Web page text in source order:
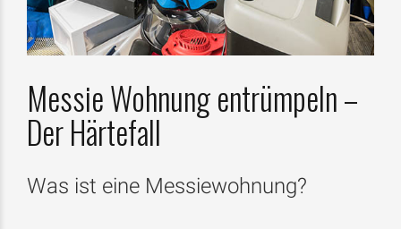
Messie Wohnung entrümpeln –
Der Härtefall
Was ist eine Messiewohnung?